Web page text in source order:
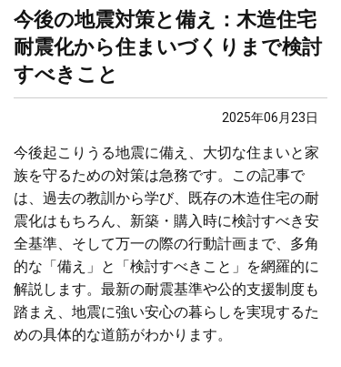
今後の地震対策と備え：木造住宅
耐震化から住まいづくりまで検討
すべきこと
2025年06月23日
今後起こりうる地震に備え、大切な住まいと家
族を守るための対策は急務です。この記事で
は、過去の教訓から学び、既存の木造住宅の耐
震化はもちろん、新築・購入時に検討すべき安
全基準、そして万一の際の行動計画まで、多角
的な「備え」と「検討すべきこと」を網羅的に
解説します。最新の耐震基準や公的支援制度も
踏まえ、地震に強い安心の暮らしを実現するた
めの具体的な道筋がわかります。